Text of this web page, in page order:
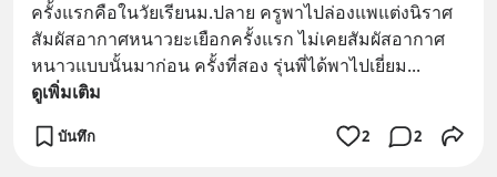
ครั้งแรกคือในวัยเรียนม.ปลาย ครูพาไปล่องแพแต่งนิราศ
สัมผัสอากาศหนาวยะเยือกครั้งแรก ไม่เคยสัมผัสอากาศ
หนาวแบบนั้นมาก่อน ครั้งที่สอง รุ่นพี่ได้พาไปเยี่ยม...
ดูเพิ่มเติม
บันทึก 2 2